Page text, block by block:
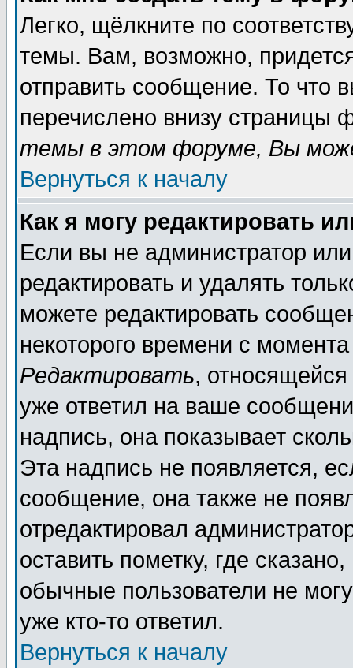
Легко, щёлкните по
темы. Вам, возможно,
отправить сообщение. То что
перечислено внизу страницы
темы в этом форуме, Вы
Вернуться к началу
Как я могу редактировать
Если вы не администратор
редактировать и удалять
можете редактировать
некоторого времени с
Редактировать,
уже ответил на ваше
надпись, она показывает
Эта надпись не появляется,
сообщение, она также не
отредактировал
оставить пометку, где
обычные пользователи не
уже кто-то ответил.
Вернуться к началу